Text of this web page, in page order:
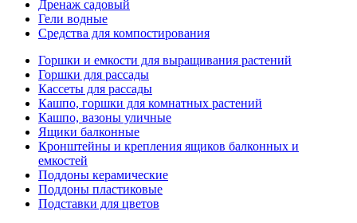
Дренаж садовый
Гели водные
Средства для компостирования
Горшки и емкости для выращивания растений
Горшки для рассады
Кассеты для рассады
Кашпо, горшки для комнатных растений
Кашпо, вазоны уличные
Ящики балконные
Кронштейны и крепления ящиков балконных и
емкостей
Поддоны керамические
Поддоны пластиковые
Подставки для цветов